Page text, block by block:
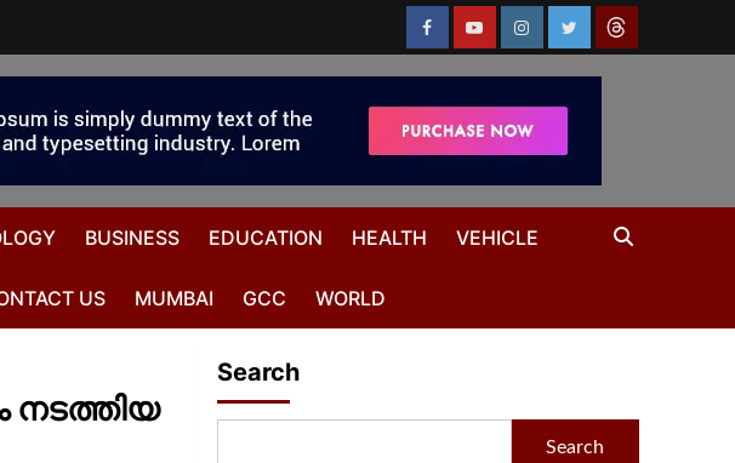
BUSINESS EDUCATION HEALTH VEHICLE
US MUMBAI GCC WORLD
Search
Search